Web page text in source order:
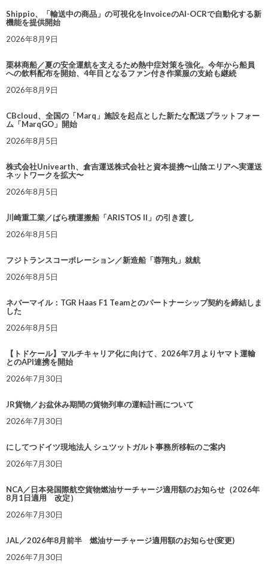
Shippio、「輸送中の商品」の可視化をInvoiceのAI-OCRで自動化する新
機能を提供開始
2026年8月9日
栗林商船／夏の安全運航を支えるため熱中症対策を強化。今年から船員
への飲料配布を開始、4年目となるファン付き作業服の支給も継続
2026年8月9日
CBcloud、全国の「Marq」施設を起点とした新たな配送プラットフォー
ム「MarqGO」開始
2026年8月5日
株式会社Univearth、倉吉運送株式会社と資本提携〜山陰エリアへ実運送
ネットワークを拡大〜
2026年8月5日
川崎重工業／ばら積運搬船「ARISTOS II」の引き渡し
2026年8月5日
フジトランスコーポレーション／新造船「蓉翔丸」就航
2026年8月5日
ネバーマイル：TGR Haas F1 Teamとのパートナーシップ契約を締結しま
した
2026年8月5日
【トドケール】マルチキャリア化に向けて、2026年7月よりヤマト運輸
とのAPI連携を開始
2026年7月30日
JR貨物／お盆休み期間の貨物列車の運転計画について
2026年7月30日
にしてつドイツ現地法人 シュツットガルト事務所移転のご案内
2026年7月30日
NCA／日本発国際航空貨物燃油サーチャージ適用額のお知らせ（2026年
8月1日適用 改定）
2026年7月30日
JAL／2026年8月前半 燃油サーチャージ適用額のお知らせ(変更)
2026年7月30日